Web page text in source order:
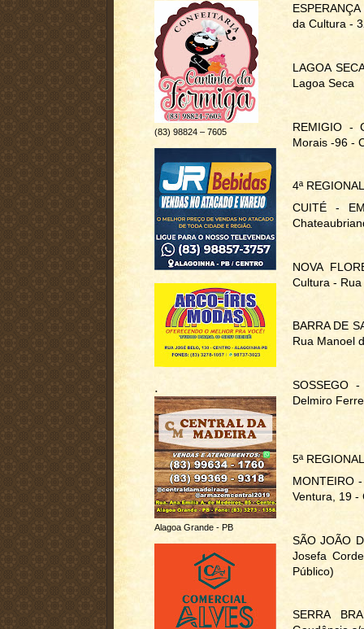
(83) 98824 – 7605
.
Alagoa Grande - PB
da Cultura -
LAGOA
Lagoa Seca
REMIGIO -
Morais -96 -
4ª REGIONAL
CUITÉ -
NOVA
Cultura -
BARRA DE
Rua Manoel
SOSSEGO
Delmiro
5ª REGIONAL
MONTEIRO
Ventura, 19 -
SÃO JOÃO
Josefa
Público)
SERRA